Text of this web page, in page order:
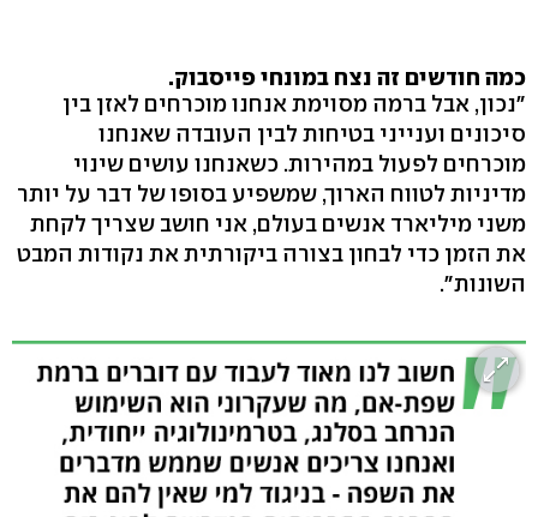
כמה חודשים זה נצח במונחי פייסבוק.
"נכון, אבל ברמה מסוימת אנחנו מוכרחים לאזן בין
סיכונים וענייני בטיחות לבין העובדה שאנחנו
מוכרחים לפעול במהירות. כשאנחנו עושים שינוי
מדיניות לטווח הארוך, שמשפיע בסופו של דבר על יותר
משני מיליארד אנשים בעולם, אני חושב שצריך לקחת
את הזמן כדי לבחון בצורה ביקורתית את נקודות המבט
השונות".